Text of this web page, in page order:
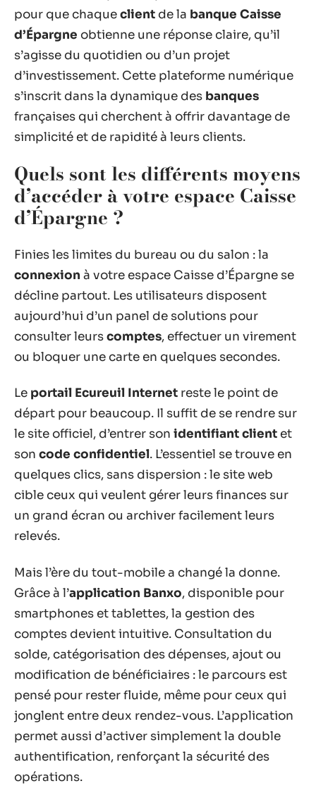
pour que chaqueclient de la banque Caisse
d’Épargne obtienne une réponse claire, qu’il
s’agisse du quotidien ou d’un projet
d’investissement. Cette plateforme numérique
s’inscrit dans la dynamique des banques
françaises qui cherchent à offrir davantage de
simplicité et de rapidité à leurs clients.
Quels sont les différents moyens
d’accéder à votre espace Caisse
d’Épargne ?
Finies les limites du bureau ou du salon : la
connexion à votre espace Caisse d’Épargne se
décline partout. Les utilisateurs disposent
aujourd’hui d’un panel de solutions pour
consulter leurscomptes, effectuer un virement
ou bloquer une carte en quelques secondes.
Le portail Ecureuil Internet reste le point de
départ pour beaucoup. Il suffit de se rendre sur
le site officiel, d’entrer son identifiant client et
son code confidentiel. L’essentiel se trouve en
quelques clics, sans dispersion : le site web
cible ceux qui veulent gérer leurs finances sur
un grand écran ou archiver facilement leurs
relevés.
Mais l’ère du tout-mobile a changé la donne.
Grâce à l’application Banxo, disponible pour
smartphones et tablettes, la gestion des
comptes devient intuitive. Consultation du
solde, catégorisation des dépenses, ajout ou
modification de bénéficiaires : le parcours est
pensé pour rester fluide, même pour ceux qui
jonglent entre deux rendez-vous. L’application
permet aussi d’activer simplement la double
authentification, renforçant la sécurité des
opérations.